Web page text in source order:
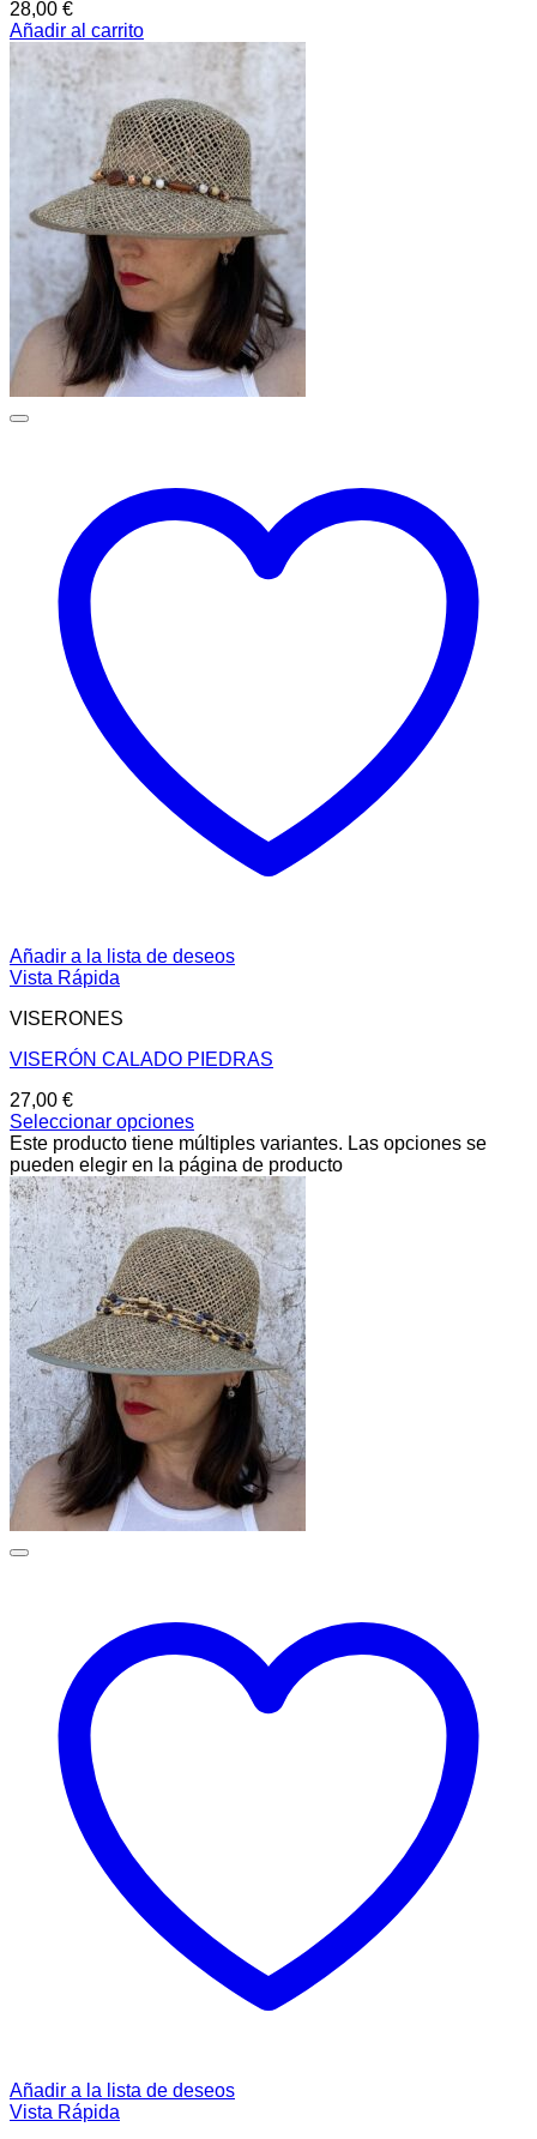
28,00 €
Añadir al carrito
Añadir a la lista de deseos
Vista Rápida
VISERONES
VISERÓN CALADO PIEDRAS
27,00 €
Seleccionar opciones
Este producto tiene múltiples variantes. Las opciones se
pueden elegir en la página de producto
Añadir a la lista de deseos
Vista Rápida